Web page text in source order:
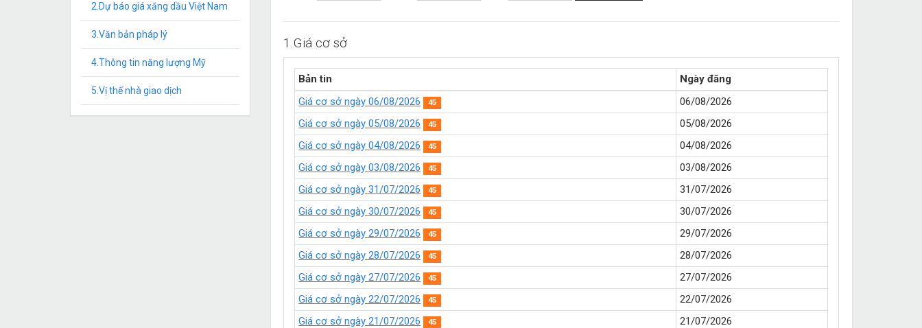
2.Dự báo giá xăng dầu Việt Nam
3.Văn bản pháp lý
4.Thông tin năng lượng Mỹ
5.Vị thế nhà giao dịch
1.Giá cơ sở
Bản tin
Ngày đăng
Giá cơ sở ngày 06/08/2026
45
06/08/2026
Giá cơ sở ngày 05/08/2026
45
05/08/2026
Giá cơ sở ngày 04/08/2026
45
04/08/2026
Giá cơ sở ngày 03/08/2026
45
03/08/2026
Giá cơ sở ngày 31/07/2026
45
31/07/2026
Giá cơ sở ngày 30/07/2026
45
30/07/2026
Giá cơ sở ngày 29/07/2026
45
29/07/2026
Giá cơ sở ngày 28/07/2026
45
28/07/2026
Giá cơ sở ngày 27/07/2026
45
27/07/2026
Giá cơ sở ngày 22/07/2026
45
22/07/2026
Giá cơ sở ngày 21/07/2026
45
21/07/2026